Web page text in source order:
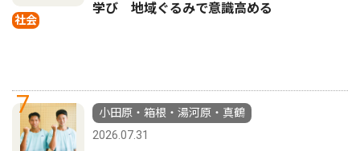
社会
学び 地域ぐるみで意識高める
7
小田原・箱根・湯河原・真鶴
2026.07.31